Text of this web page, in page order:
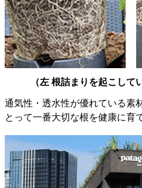
（左 根詰まりを起こして
通気性・透水性が優れている素
とって一番大切な根を健康に育